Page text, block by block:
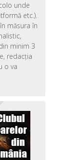
unde
etc.).
măsura în
minim 3
redacția
o va